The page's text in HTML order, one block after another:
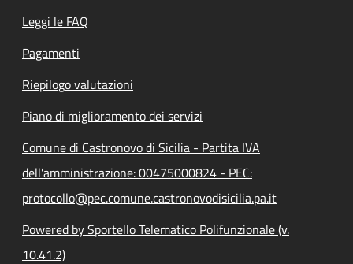
Leggi le FAQ
Pagamenti
Riepilogo valutazioni
Piano di miglioramento dei servizi
Comune di Castronovo di Sicilia - Partita IVA
dell'amministrazione: 00475000824 - PEC:
protocollo@pec.comune.castronovodisicilia.pa.it
Powered by Sportello Telematico Polifunzionale (v.
10.41.2)